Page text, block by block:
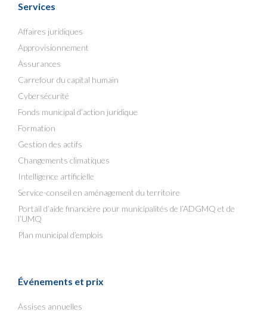
Services
Affaires juridiques
Approvisionnement
Assurances
Carrefour du capital humain
Cybersécurité
Fonds municipal d’action juridique
Formation
Gestion des actifs
Changements climatiques
Intelligence artificielle
Service-conseil en aménagement du territoire
Portail d’aide financière pour municipalités de l’ADGMQ et de
l’UMQ
Plan municipal d’emplois
Événements et prix
Assises annuelles